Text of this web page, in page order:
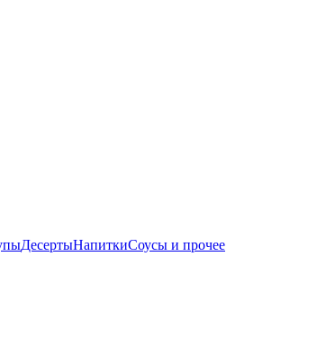
ДесертыНапиткиСоусы и прочее